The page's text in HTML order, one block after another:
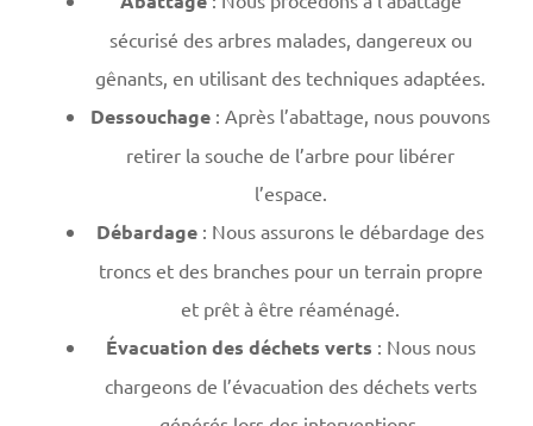
sécurisé des arbres malades, dangereux ou
gênants, en utilisant des techniques adaptées.
Dessouchage : Après l’abattage, nous pouvons
retirer la souche de l’arbre pour libérer
l’espace.
Débardage : Nous assurons le débardage des
troncs et des branches pour un terrain propre
et prêt à être réaménagé.
Évacuation des déchets verts : Nous nous
chargeons de l’évacuation des déchets verts